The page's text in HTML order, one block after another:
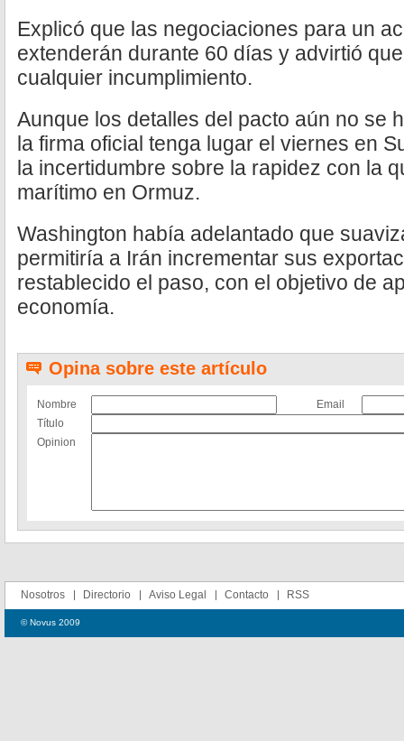
Explicó que las negociaciones para un
extenderán durante 60 días y advirtió
cualquier incumplimiento.
Aunque los detalles del pacto aún no se
la firma oficial tenga lugar el viernes en
la incertidumbre sobre la rapidez con la
marítimo en Ormuz.
Washington había adelantado que
permitiría a Irán incrementar sus
restablecido el paso, con el objetivo de
economía.
Opina sobre este artículo
Nombre
Email
Título
Opinion
Nosotros Directorio Aviso Legal Contacto RSS
© Novus 2009